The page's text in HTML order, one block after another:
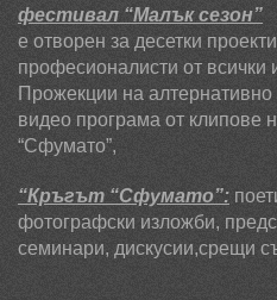
фестивал “Малък сезон”
е отворен за десетки
професионалисти от всички
Прожекции на
видео програма от клипове
“Сфумато”,
“Кръгът “Сфумато”:
фотографски изложби,
семинари, дискусии,срещи